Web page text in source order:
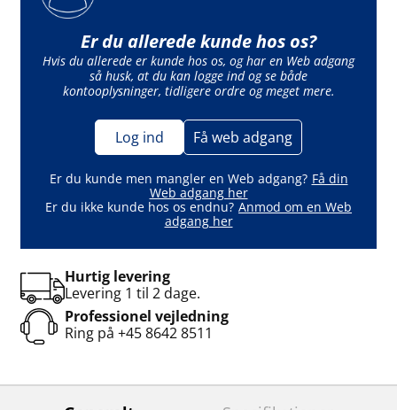
Er du allerede kunde hos os?
Hvis du allerede er kunde hos os, og har en Web adgang
så husk, at du kan logge ind og se både
kontooplysninger, tidligere ordre og meget mere.
Log ind Få web adgang
Er du kunde men mangler en Web adgang? Få din
Web adgang her
Er du ikke kunde hos os endnu? Anmod om en Web
adgang her
Hurtig levering
Levering 1 til 2 dage.
Professionel vejledning
Ring på +45 8642 8511